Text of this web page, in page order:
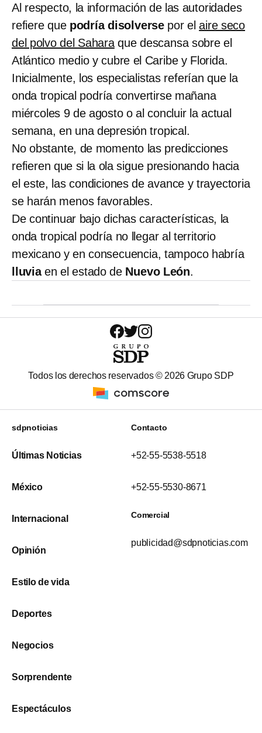
Al respecto, la información de las autoridades
refiere que podría disolverse por elaire seco
del polvo del Saharaque descansa sobre el
Atlántico medio y cubre el Caribe y Florida.
Inicialmente, los especialistas referían que la
onda tropical podría convertirse mañana
miércoles 9 de agosto o al concluir la actual
semana, en una depresión tropical.
No obstante, de momento las predicciones
refieren que si la ola sigue presionando hacia
el este, las condiciones de avance y trayectoria
se harán menos favorables.
De continuar bajo dichas características, la
onda tropical podría no llegar al territorio
mexicano y en consecuencia, tampoco habría
lluviaen el estado de Nuevo León.
Todos los derechos reservados © 2026 Grupo SDP
sdpnoticias
Últimas Noticias
México
Internacional
Opinión
Estilo de vida
Deportes
Negocios
Sorprendente
Espectáculos
Contacto
+52-55-5538-5518
+52-55-5530-8671
Comercial
publicidad@sdpnoticias.com